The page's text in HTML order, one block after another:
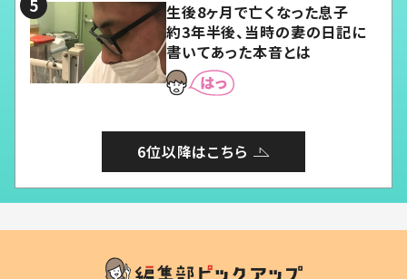
生後8ヶ月で亡くなった息子
約3年半後、当時の妻の日記に
書いてあった本音とは
6位以降はこちら